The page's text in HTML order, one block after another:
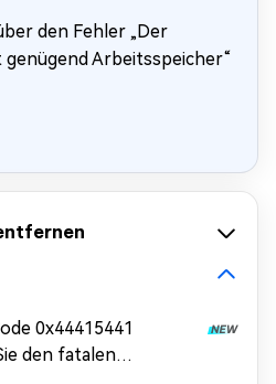
den Fehler „Der
Arbeitsspeicher“
0x44415441
den fatalen